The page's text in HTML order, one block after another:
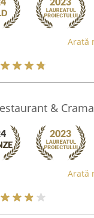
Arată
& Crama
Arată